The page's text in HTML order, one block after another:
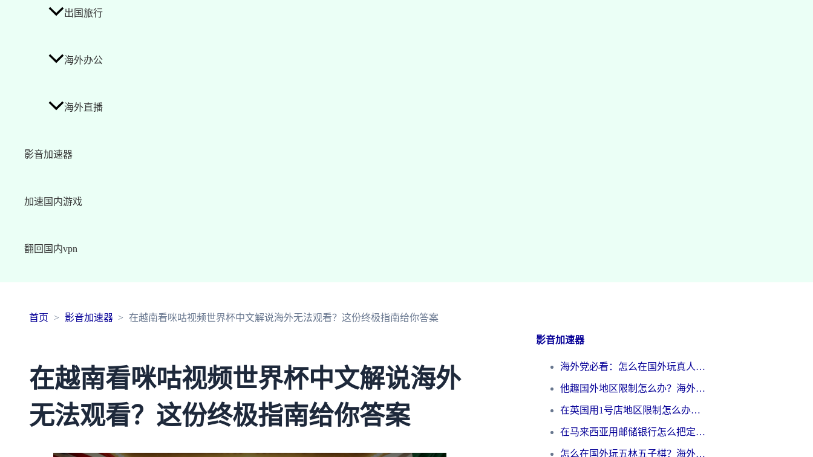
出国旅行
海外办公
海外直播
影音加速器
加速国内游戏
翻回国内vpn
首页 影音加速器 在越南看咪咕视频世界杯中文解说海外无法观看？这份终极指南给你答案
在越南看咪咕视频世界杯中文解说海外
无法观看？这份终极指南给你答案
影音加速器
海外党必看：怎么在国外玩真人天天斗地主？附证券开户、音乐定位修改全攻略
他趣国外地区限制怎么办？海外党追剧听歌看直播的一站式解决方案
在英国用1号店地区限制怎么办？海外党必看的回国加速全攻略
在马来西亚用邮储银行怎么把定位修改到中国国内？3个海外生活痛点一次解决
怎么在国外玩五林五子棋？海外党必看的回国加速全攻略（附优酷荔枝FM解决方法）